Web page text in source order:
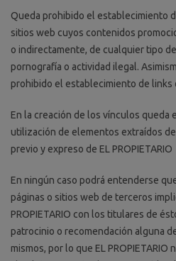
Queda prohibido el establecimiento
sitios web cuyos contenidos
o indirectamente, de cualquier tipo
pornografía o actividad ilegal.
prohibido el establecimiento de links
En la creación de los vínculos queda
utilización de elementos extraídos
previo y expreso de EL PROPIETARIO
En ningún caso podrá entenderse
páginas o sitios web de terceros
PROPIETARIO con los titulares de
patrocinio o recomendación alguna
mismos, por lo que EL PROPIETARIO